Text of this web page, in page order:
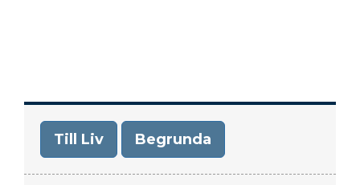
Till Liv Begrunda